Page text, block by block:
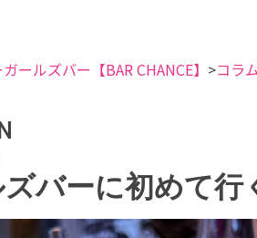
ールズバー【BAR CHANCE】 コラ
バーに初めて